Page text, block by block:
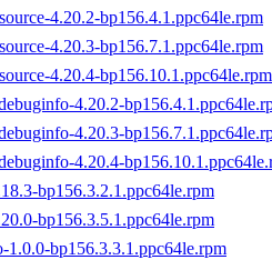
4.20.2-bp156.4.1.ppc64le.rpm
4.20.3-bp156.7.1.ppc64le.rpm
4.20.4-bp156.10.1.ppc64le.rpm
4.20.2-
4.20.3-
4.20.4-
bp156.3.2.1.ppc64le.rpm
bp156.3.5.1.ppc64le.rpm
1.0.0-bp156.3.3.1.ppc64le.rpm